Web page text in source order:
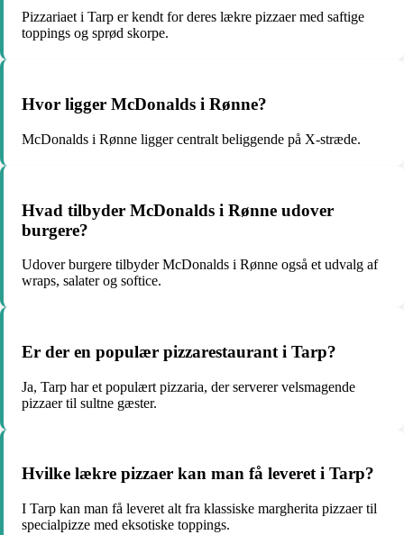
Pizzariaet i Tarp er kendt for deres lækre pizzaer med saftige
toppings og sprød skorpe.
Hvor ligger McDonalds i Rønne?
McDonalds i Rønne ligger centralt beliggende på X-stræde.
Hvad tilbyder McDonalds i Rønne udover
burgere?
Udover burgere tilbyder McDonalds i Rønne også et udvalg af
wraps, salater og softice.
Er der en populær pizzarestaurant i Tarp?
Ja, Tarp har et populært pizzaria, der serverer velsmagende
pizzaer til sultne gæster.
Hvilke lækre pizzaer kan man få leveret i Tarp?
I Tarp kan man få leveret alt fra klassiske margherita pizzaer til
specialpizze med eksotiske toppings.